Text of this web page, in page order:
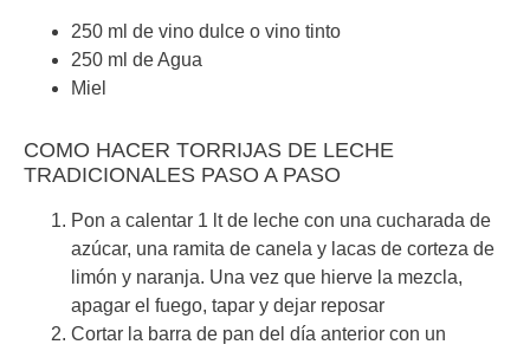
250 ml de vino dulce o vino tinto
250 ml de Agua
Miel
COMO HACER TORRIJAS DE LECHE
TRADICIONALES PASO A PASO
Pon a calentar 1 lt de leche con una cucharada de
azúcar, una ramita de canela y lacas de corteza de
limón y naranja. Una vez que hierve la mezcla,
apagar el fuego, tapar y dejar reposar
Cortar la barra de pan del día anterior con un